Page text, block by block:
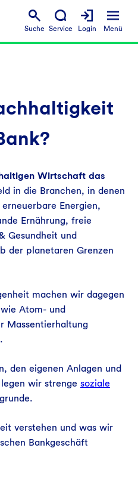
Suche Service Login Menü
Wirtschaft das
in die Branchen, in denen
Energien,
Ernährung, freie
Gesundheit und
der planetaren Grenzen
machen wir dagegen
Atom- und
Massentierhaltung
den eigenen Anlagen und
wir strenge soziale
verstehen und was wir
Bankgeschäft